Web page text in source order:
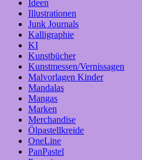
Ideen
Illustrationen
Junk Journals
Kalligraphie
KI
Kunstbücher
Kunstmessen/Vernissagen
Malvorlagen Kinder
Mandalas
Mangas
Marken
Merchandise
Ölpastellkreide
OneLine
PanPastel